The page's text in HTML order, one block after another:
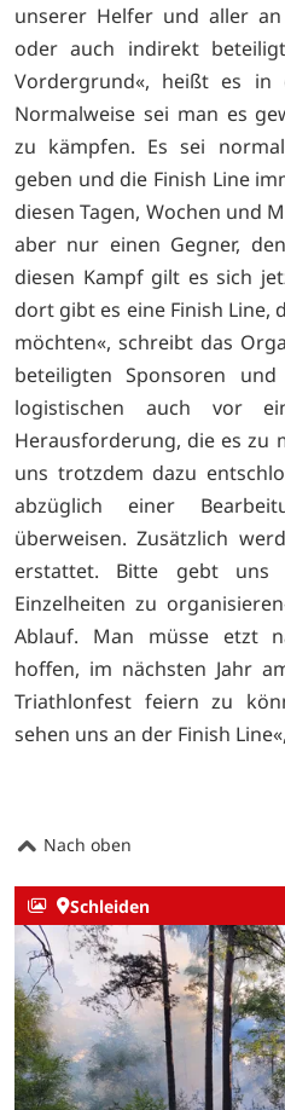
unserer Helfer und aller
oder auch indirekt
Vordergrund«, heißt es in
Normalweise sei man es
zu kämpfen. Es sei
geben und die Finish Line
diesen Tagen, Wochen und
aber nur einen Gegner,
diesen Kampf gilt es sich
dort gibt es eine Finish Line,
möchten«, schreibt das
beteiligten Sponsoren
logistischen auch vor
Herausforderung, die es zu
uns trotzdem dazu
abzüglich einer
überweisen. Zusätzlich
erstattet. Bitte gebt uns
Einzelheiten zu
Ablauf. Man müsse etzt
hoffen, im nächsten Jahr
Triathlonfest feiern zu
sehen uns an der Finish
Nach oben
Schleiden